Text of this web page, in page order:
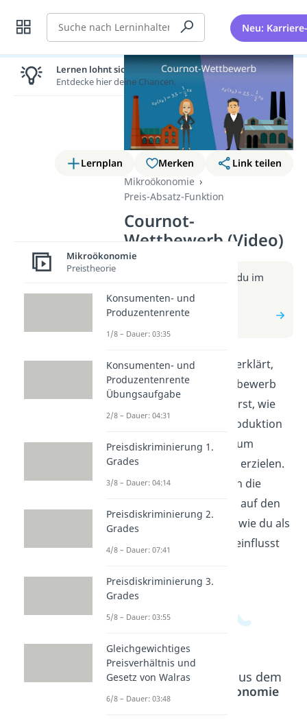
Suche Neu:
Lernplan Merken
Link teilen
Mikroökonomie
Preis-Absatz-Funktion
Cournot-
Wettbewerb (Video)
Weitere Infos erhältst du im
Beitrag zum Video
zum Beitrag: Cournot-
In diesem Video wird erklärt,
wie der Cournot-Wettbewerb
funktioniert. Du erfährst, wie
Unternehmen ihre Produktion
und Preise festlegen, um
maximale Gewinne zu erzielen.
Wir zeigen dir, wie sich die
Strategien der Firmen auf den
Markt auswirken und wie du als
Konsument davon beeinflusst
Beliebte Inhalte aus dem
Mikroökonomie
Lernen lohnt sich!
Entdecke hier deine Chancen.
Mikroökonomie
Preistheorie
Konsumenten- und
Produzentenrente
1/8 – Dauer: 03:35
Konsumenten- und
Produzentenrente
Übungsaufgabe
2/8 – Dauer: 04:31
Preisdiskriminierung 1.
Grades
3/8 – Dauer: 04:14
Preisdiskriminierung 2.
Grades
4/8 – Dauer: 07:41
Preisdiskriminierung 3.
Grades
5/8 – Dauer: 03:55
Gleichgewichtiges
Preisverhältnis und
Gesetz von Walras
6/8 – Dauer: 03:48